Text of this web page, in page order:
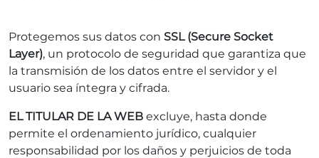
Protegemos sus datos con SSL (Secure Socket
Layer), un protocolo de seguridad que garantiza que
la transmisión de los datos entre el servidor y el
usuario sea íntegra y cifrada.
EL TITULAR DE LA WEB excluye, hasta donde
permite el ordenamiento jurídico, cualquier
responsabilidad por los daños y perjuicios de toda